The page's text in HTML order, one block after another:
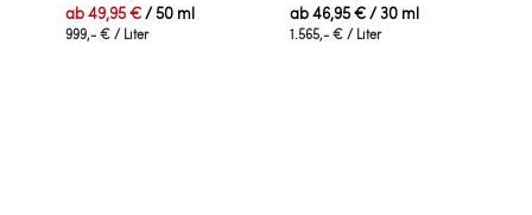
ab49,95 € / 50 ml
999,- € / Liter
ab46,95 € / 30 ml
1.565,- € / Liter